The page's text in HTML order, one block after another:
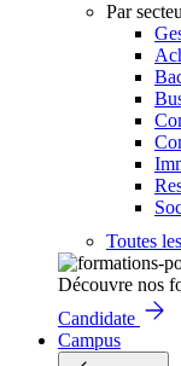
Par
Toutes
Découvre nos
Candidate
Campus